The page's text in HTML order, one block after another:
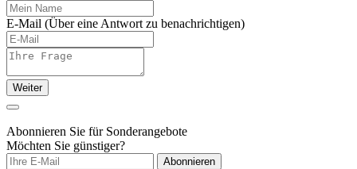
E-Mail (Über eine Antwort zu benachrichtigen)
Weiter
Abonnieren Sie für Sonderangebote
Möchten Sie günstiger?
Abonnieren